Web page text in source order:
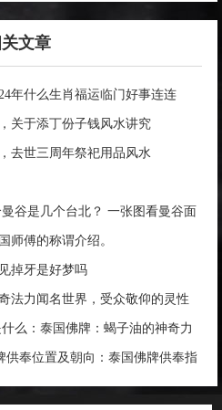
文章
年什么生肖福运临门好事连连
关于添丁份子钱风水讲究
去世三周年祭祀用品风水
谷是几个台北？ 一张图看曼谷面
师傅的称谓介绍。
掉牙是好梦吗
法力闻名世界，受众敬仰的灵性
么：泰国佛牌：蝎子油的神奇力
供奉位置及朝向：泰国佛牌供奉指